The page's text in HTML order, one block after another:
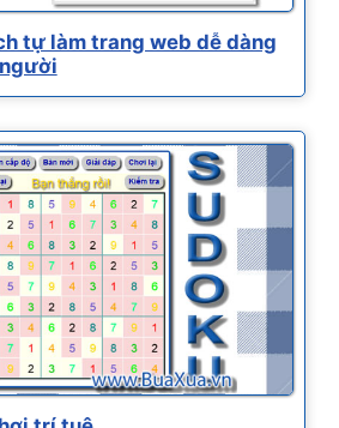
tự làm trang web dễ dàng